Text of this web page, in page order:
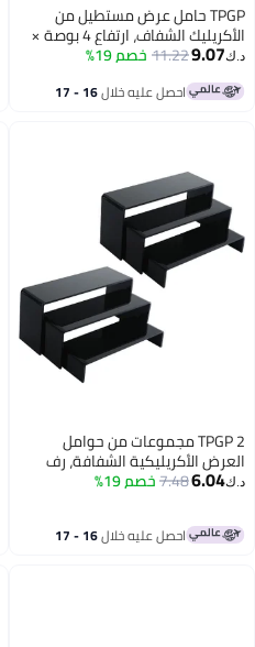
TPGP حامل عرض مستطيل من
الأكريليك الشفاف، ارتفاع 4 بوصة ×
عرض 6 بوصة × عمق 4 بوصة
(سمك 3/16 بوصة) (عبوة 3)
د.ك‏9.07
11.22خصم 19%
احصل عليه خلال 16 - 17
TPGP 2 مجموعات من حوامل
العرض الأكريليكية الشفافة، رف
عرض للمجوهرات، الأشكال،
د.ك‏6.04
7.48خصم 19%
احصل عليه خلال 16 - 17